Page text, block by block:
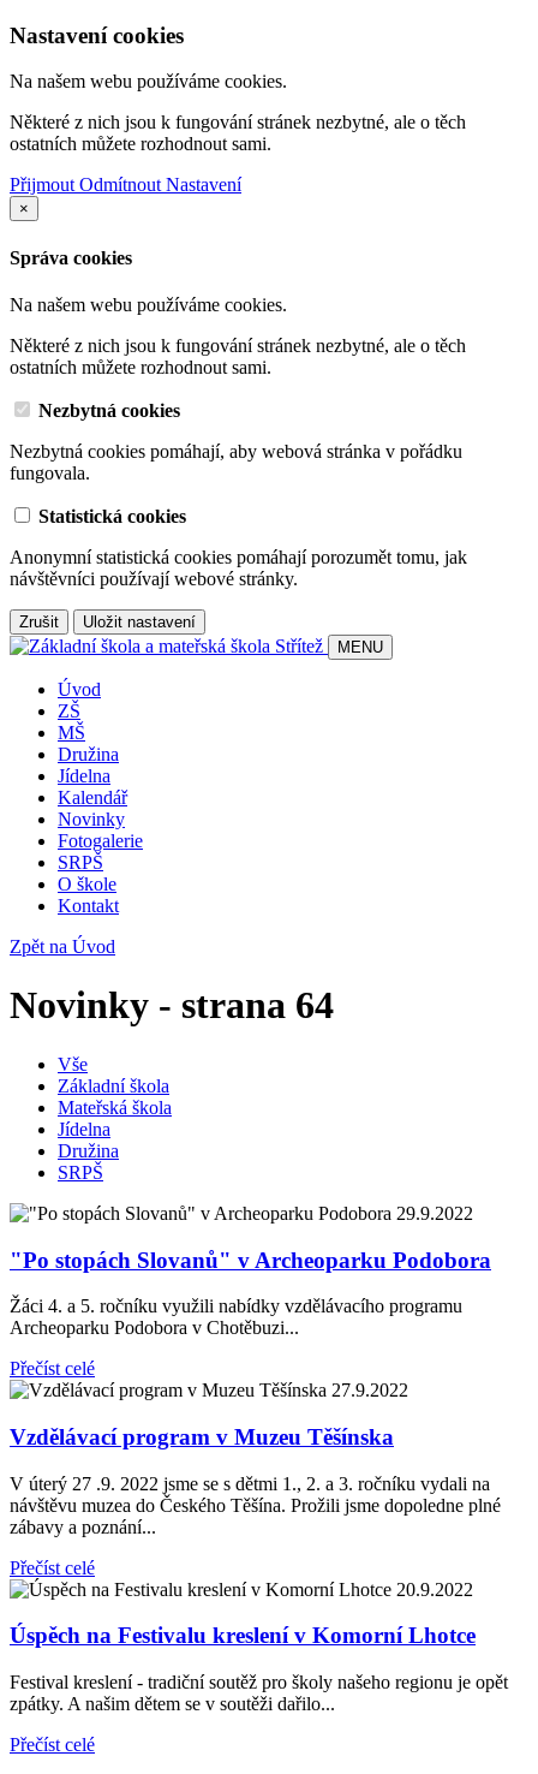
Nastavení cookies
Na našem webu používáme cookies.
Některé z nich jsou k fungování stránek nezbytné, ale o těch
ostatních můžete rozhodnout sami.
PřijmoutOdmítnoutNastavení
×
Správa cookies
Na našem webu používáme cookies.
Některé z nich jsou k fungování stránek nezbytné, ale o těch
ostatních můžete rozhodnout sami.
Nezbytná cookies
Nezbytná cookies pomáhají, aby webová stránka v pořádku
fungovala.
Statistická cookies
Anonymní statistická cookies pomáhají porozumět tomu, jak
návštěvníci používají webové stránky.
Zrušit
Uložit nastavení
MENU
Úvod
ZŠ
MŠ
Družina
Jídelna
Kalendář
Novinky
Fotogalerie
SRPŠ
O škole
Kontakt
Zpět na Úvod
Novinky - strana 64
Vše
Základní škola
Mateřská škola
Jídelna
Družina
SRPŠ
29.9.2022
"Po stopách Slovanů" v Archeoparku Podobora
Žáci 4. a 5. ročníku využili nabídky vzdělávacího programu
Archeoparku Podobora v Chotěbuzi...
Přečíst celé
27.9.2022
Vzdělávací program v Muzeu Těšínska
V úterý 27 .9. 2022 jsme se s dětmi 1., 2. a 3. ročníku vydali na
návštěvu muzea do Českého Těšína. Prožili jsme dopoledne plné
zábavy a poznání...
Přečíst celé
20.9.2022
Úspěch na Festivalu kreslení v Komorní Lhotce
Festival kreslení - tradiční soutěž pro školy našeho regionu je opět
zpátky. A našim dětem se v soutěži dařilo...
Přečíst celé